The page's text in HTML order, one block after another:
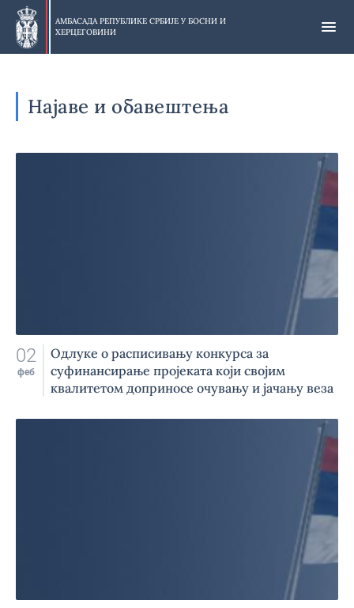
Прескочи
главни
део
АМБАСАДА РЕПУБЛИКЕ СРБИЈЕ У БОСНИ И
ХЕРЦЕГОВИНИ
Најаве и обавештења
02
феб
Одлуке о расписивању конкурса за
суфинансирање пројеката који својим
квалитетом доприносе очувању и јачању веза
државе и дијаспоре